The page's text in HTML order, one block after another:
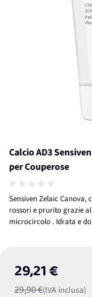
Calcio AD3
per Couperose
Sensiven Zelaic Canova,
rossori e prurito grazie
microcircolo . Idrata e
29,21 €
29,90 €(IVA inclusa)